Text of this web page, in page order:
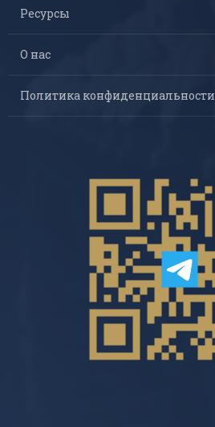
Ресурсы
О нас
Политика конфиденциальности